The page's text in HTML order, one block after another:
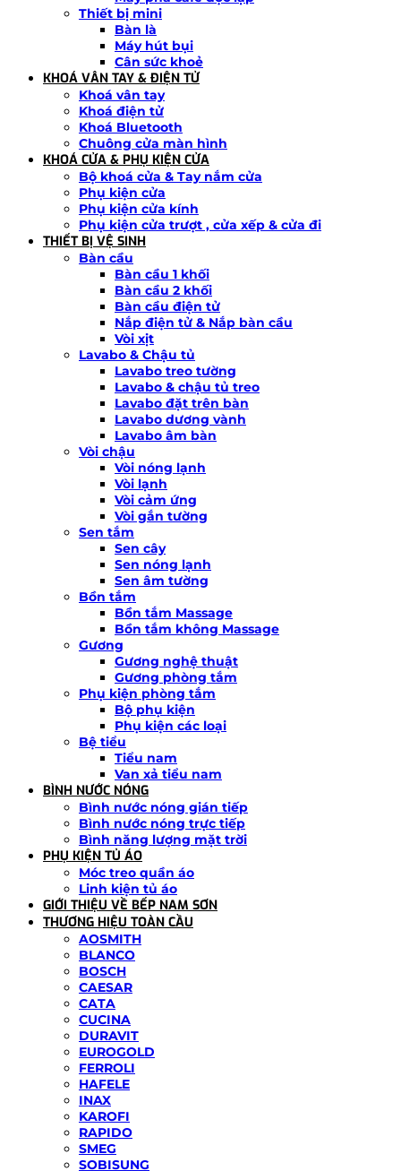
Thiết bị mini
Bàn là
Máy hút bụi
Cân sức khoẻ
KHOÁ VÂN TAY & ĐIỆN TỬ
Khoá vân tay
Khoá điện tử
Khoá Bluetooth
Chuông cửa màn hình
KHOÁ CỬA & PHỤ KIỆN CỬA
Bộ khoá cửa & Tay nắm cửa
Phụ kiện cửa
Phụ kiện cửa kính
Phụ kiện cửa trượt , cửa xếp & cửa đi
THIẾT BỊ VỆ SINH
Bàn cầu
Bàn cầu 1 khối
Bàn cầu 2 khối
Bàn cầu điện tử
Nắp điện tử & Nắp bàn cầu
Vòi xịt
Lavabo & Chậu tủ
Lavabo treo tường
Lavabo & chậu tủ treo
Lavabo đặt trên bàn
Lavabo dương vành
Lavabo âm bàn
Vòi chậu
Vòi nóng lạnh
Vòi lạnh
Vòi cảm ứng
Vòi gắn tường
Sen tắm
Sen cây
Sen nóng lạnh
Sen âm tường
Bồn tắm
Bồn tắm Massage
Bồn tắm không Massage
Gương
Gương nghệ thuật
Gương phòng tắm
Phụ kiện phòng tắm
Bộ phụ kiện
Phụ kiện các loại
Bệ tiểu
Tiểu nam
Van xả tiểu nam
BÌNH NƯỚC NÓNG
Bình nước nóng gián tiếp
Bình nước nóng trực tiếp
Bình năng lượng mặt trời
PHỤ KIỆN TỦ ÁO
Móc treo quần áo
Linh kiện tủ áo
GIỚI THIỆU VỀ BẾP NAM SƠN
THƯƠNG HIỆU TOÀN CẦU
AOSMITH
BLANCO
BOSCH
CAESAR
CATA
CUCINA
DURAVIT
EUROGOLD
FERROLI
HAFELE
INAX
KAROFI
RAPIDO
SMEG
SOBISUNG